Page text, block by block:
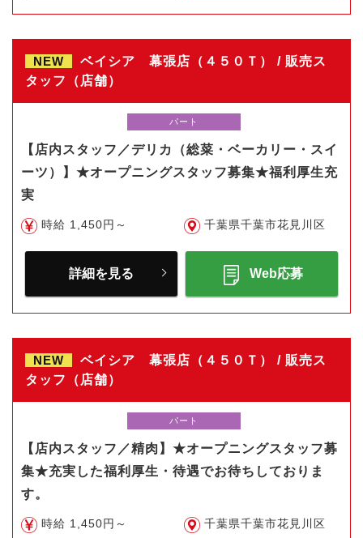
NEW
ベイシア 幕張店（４５０Ｔ） / 販売ス
タッフ（店舗）
パート
【店内スタッフ／デリカ（総菜・ベーカリー・スイ
ーツ）】★オープニングスタッフ募集★福利厚生充
実
時給 1,450円～ 千葉県千葉市花見川区
詳細を見る Web応募
NEW
ベイシア 幕張店（４５０Ｔ） / 販売ス
タッフ（店舗）
パート
【店内スタッフ／精肉】★オープニングスタッフ募
集★充実した福利厚生・待遇でお待ちしておりま
す。
時給 1,450円～ 千葉県千葉市花見川区